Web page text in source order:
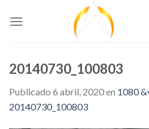
20140730_100803
Publicado 6 abril, 2020en 1080
20140730_100803